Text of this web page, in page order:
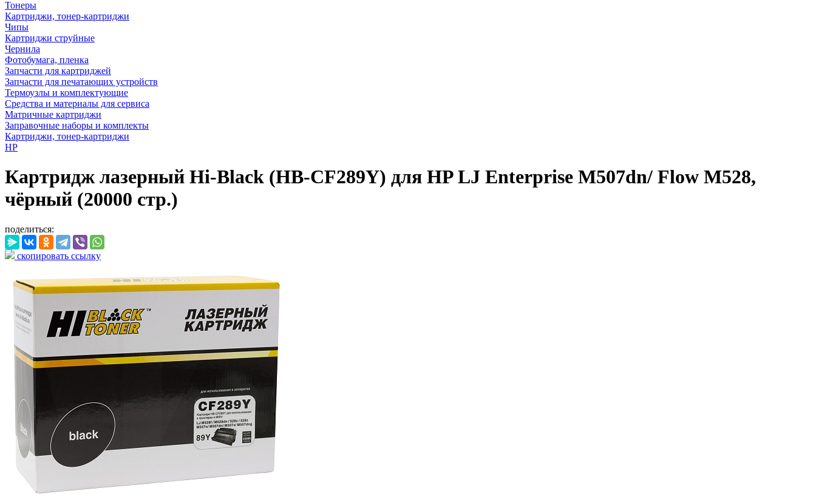
Тонеры
Картриджи, тонер-картриджи
Чипы
Картриджи струйные
Чернила
Фотобумага, пленка
Запчасти для картриджей
Запчасти для печатающих устройств
Термоузлы и комплектующие
Средства и материалы для сервиса
Матричные картриджи
Заправочные наборы и комплекты
Картриджи, тонер-картриджи
HP
Картридж лазерный Hi-Black (HB-CF289Y) для HP LJ Enterprise M507dn/ Flow M528,
чёрный (20000 стр.)
поделиться:
скопировать ссылку